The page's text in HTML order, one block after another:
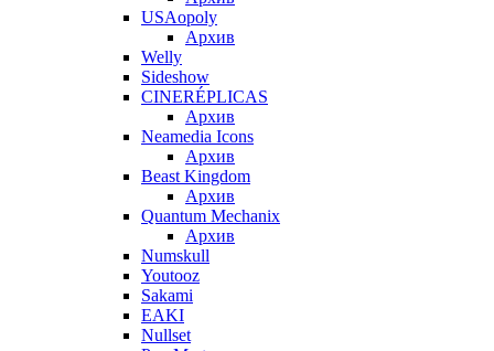
USAopoly
Архив
Welly
Sideshow
CINERÉPLICAS
Архив
Neamedia Icons
Архив
Beast Kingdom
Архив
Quantum Mechanix
Архив
Numskull
Youtooz
Sakami
EAKI
Nullset